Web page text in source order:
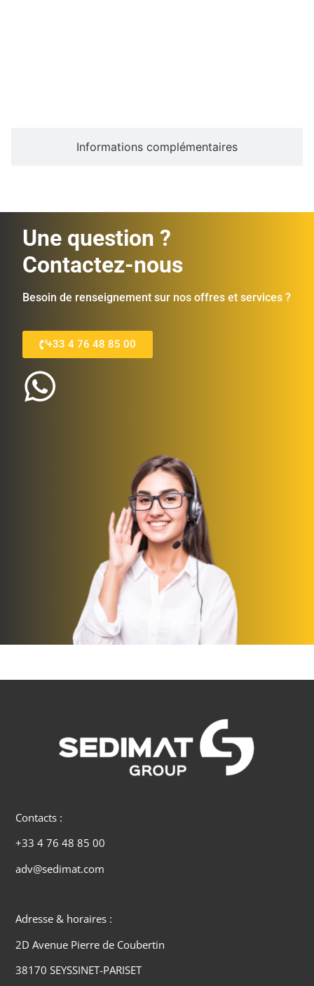
Informations complémentaires
Une question ?
Contactez-nous
Besoin de renseignement sur nos offres et services ?
+33 4 76 48 85 00
Contacts :
+33 4 76 48 85 00
adv@sedimat.com
Adresse & horaires :
2D Avenue Pierre de Coubertin
38170 SEYSSINET-PARISET